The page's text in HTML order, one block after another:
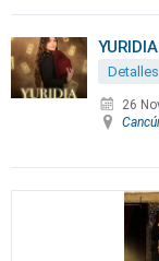
Detalles
26